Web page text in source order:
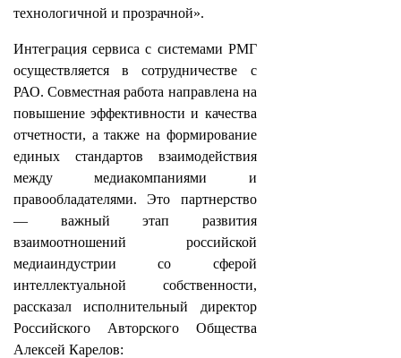
технологичной и прозрачной».
Интеграция сервиса с системами РМГ
осуществляется в сотрудничестве с
РАО. Совместная работа направлена на
повышение эффективности и качества
отчетности, а также на формирование
единых стандартов взаимодействия
между медиакомпаниями и
правообладателями. Это партнерство
— важный этап развития
взаимоотношений российской
медиаиндустрии со сферой
интеллектуальной собственности,
рассказал исполнительный директор
Российского Авторского Общества
Алексей Карелов: